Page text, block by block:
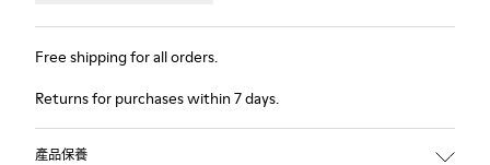
Free shipping for all orders.
Returns for purchases within 7 days.
產品保養